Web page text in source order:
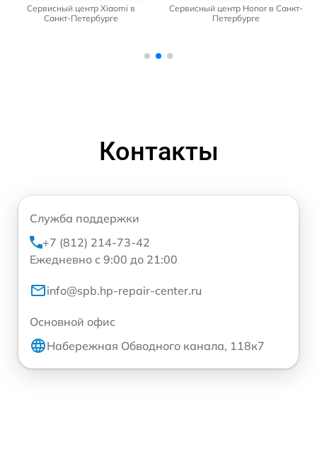
Сервисный центр Xiaomi в
Санкт-Петербурге
Сервисный центр Honor в Санкт-
Петербурге
Контакты
Служба поддержки
+7 (812) 214-73-42
Ежедневно с 9:00 до 21:00
info@spb.hp-repair-center.ru
Основной офис
Набережная Обводного канала, 118к7